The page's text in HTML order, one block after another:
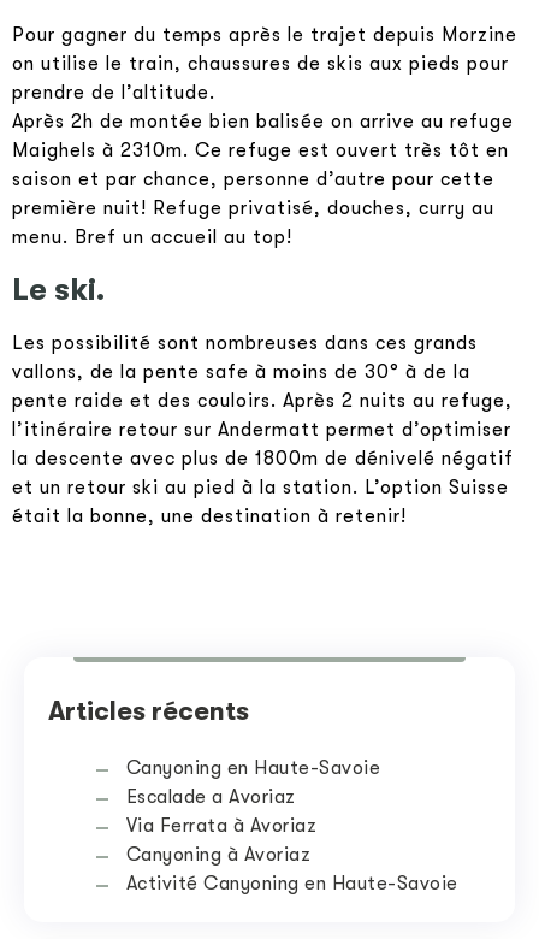
Pour gagner du temps après le trajet depuis Morzine
on utilise le train, chaussures de skis aux pieds pour
prendre de l’altitude.
Après 2h de montée bien balisée on arrive au refuge
Maighels à 2310m. Ce refuge est ouvert très tôt en
saison et par chance, personne d’autre pour cette
première nuit! Refuge privatisé, douches, curry au
menu. Bref un accueil au top!
Le ski.
Les possibilité sont nombreuses dans ces grands
vallons, de la pente safe à moins de 30° à de la
pente raide et des couloirs. Après 2 nuits au refuge,
l’itinéraire retour sur Andermatt permet d’optimiser
la descente avec plus de 1800m de dénivelé négatif
et un retour ski au pied à la station. L’option Suisse
était la bonne, une destination à retenir!
Articles récents
Canyoning en Haute-Savoie
Escalade a Avoriaz
Via Ferrata à Avoriaz
Canyoning à Avoriaz
Activité Canyoning en Haute-Savoie